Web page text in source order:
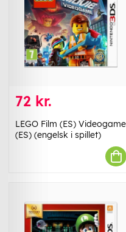
72 kr.
LEGO Film (ES) Videogame
(ES) (engelsk i spillet)